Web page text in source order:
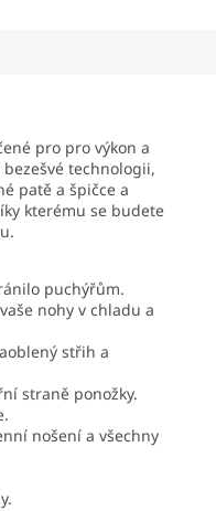
pro pro výkon a
technologii,
patě a špičce a
kterému se budete
puchýřům.
nohy v chladu a
střih a
straně ponožky.
nošení a všechny